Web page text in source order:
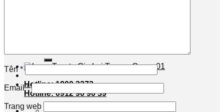
for:
Hotline: 1800 3372
Hotline: 0912 90 90 39
Search
Tên*
Email*
Trang web